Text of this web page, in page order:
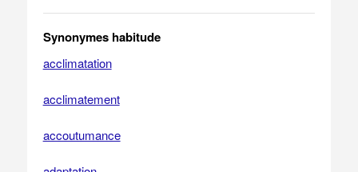
Synonymes habitude
acclimatation
acclimatement
accoutumance